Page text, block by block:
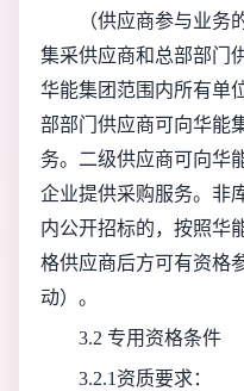
（供应商参与业务
集采供应商和总部部门
华能集团范围内所有单
部部门供应商可向华能
务。二级供应商可向华
企业提供采购服务。非
内公开招标的，按照华
格供应商后方可有资格
动）。
3.2 专用资格条件
3.2.1资质要求：